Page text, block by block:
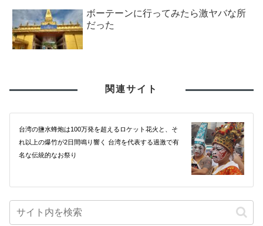
ボーテーンに行ってみたら激ヤバな所
だった
関連サイト
台湾の鹽水蜂炮は100万発を超えるロケット花火と、そ
れ以上の爆竹が2日間鳴り響く 台湾を代表する過激で有
名な伝統的なお祭り